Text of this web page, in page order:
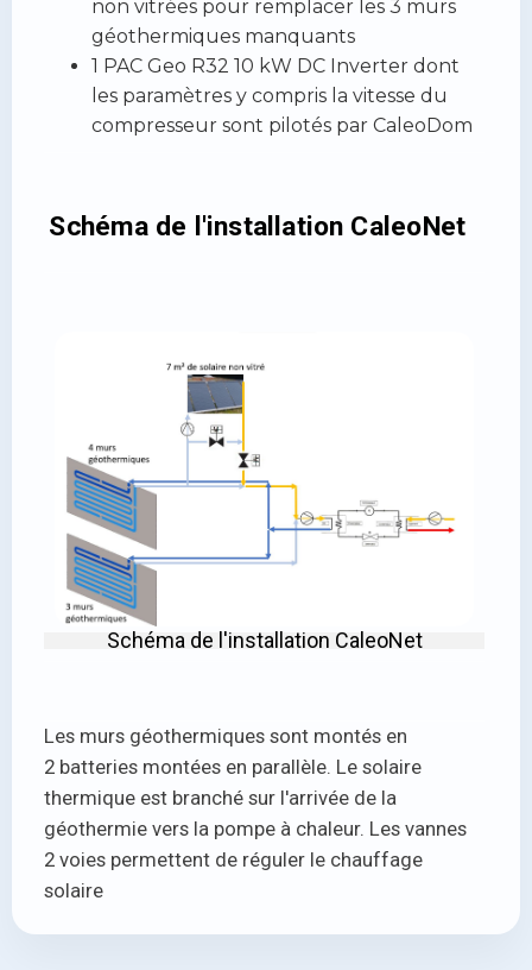
non vitrées pour remplacer les 3 murs
géothermiques manquants
1 PAC Geo R32 10 kW DC Inverter dont
les paramètres y compris la vitesse du
compresseur sont pilotés par CaleoDom
Schéma de l'installation CaleoNet
Schéma de l'installation CaleoNet
Les murs géothermiques sont montés en
2 batteries montées en parallèle. Le solaire
thermique est branché sur l'arrivée de la
géothermie vers la pompe à chaleur. Les vannes
2 voies permettent de réguler le chauffage
solaire